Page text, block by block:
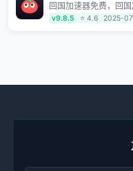
回国加速器免费，回
运营商专线不卡顿超稳
造，帮助海外华人免
v9.8.5 ⭐ 4.6 2025-